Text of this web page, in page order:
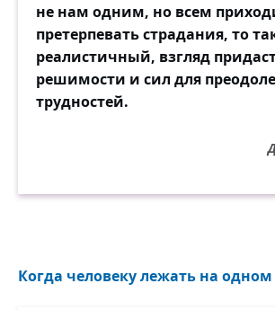
не нам одним, но всем
претерпевать страдания, то
реалистичный, взгляд
решимости и сил для
трудностей.
Когда человеку лежать на